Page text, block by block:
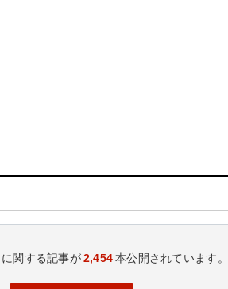
に関する記事が2,454本公開されています。